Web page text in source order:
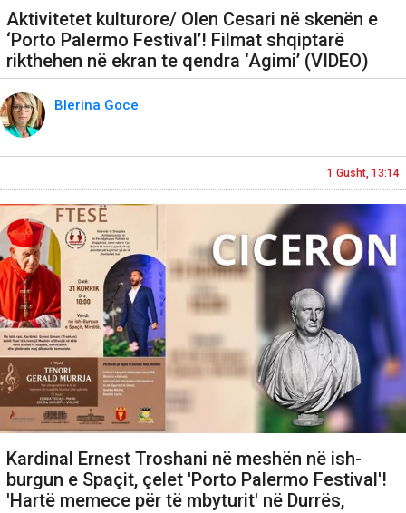
Aktivitetet kulturore/ Olen Cesari në skenën e
‘Porto Palermo Festival’! Filmat shqiptarë
rikthehen në ekran te qendra ‘Agimi’ (VIDEO)
Blerina Goce
1 Gusht, 13:14
Kardinal Ernest Troshani në meshën në ish-
burgun e Spaçit, çelet 'Porto Palermo Festival'!
'Hartë memece për të mbyturit' në Durrës,